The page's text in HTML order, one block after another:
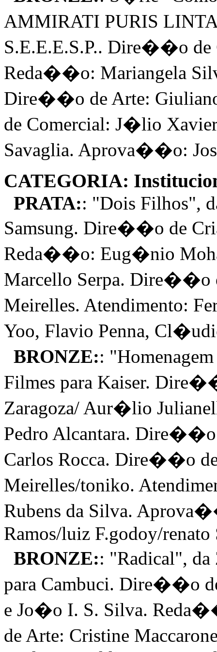
AMMIRATI PURIS
S.E.E.E.S.P.. Dire��o
Reda��o: Mariangela
Dire��o de Arte:
de Comercial: J�lio
Savaglia. Aprova��o:
CATEGORIA:
PRATA:: "Dois Filhos",
Samsung. Dire��o de
Reda��o: Eug�nio
Marcello Serpa. Dire��o
Meirelles. Atendimento:
Yoo, Flavio Penna,
BRONZE::
Filmes para Kaiser.
Zaragoza/ Aur�lio
Pedro Alcantara.
Carlos Rocca. Dire��o
Meirelles/toniko.
Rubens da Silva.
Ramos/luiz F.godoy/renato
BRONZE:: "Radical",
para Cambuci. Dire��o
e Jo�o I. S. Silva.
de Arte: Cristine